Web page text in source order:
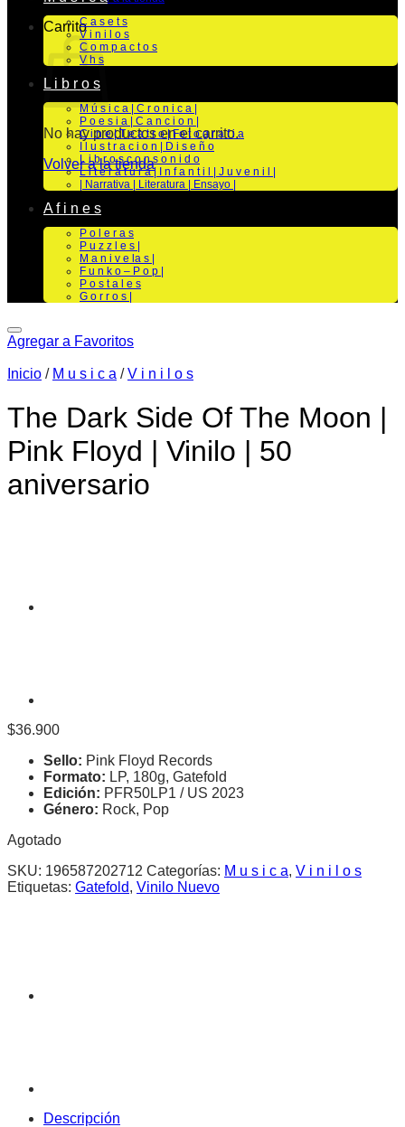
Carrito
No hay productos en el carrito.
Volver a la tienda
C a s e t s
V i n i l o s
C o m p a c t o s
V h s
L i b r o s
M ú s i c a | C r o n i c a |
P o e s i a | C a n c i o n |
C i n e | T e a t r o | Fo t o g r a f i a
I l u s t r a c i o n | D i s e ñ o
L i b r o s c o n s o n i d o
L i t e r a t u r a | I n f a n t i l | J u v e n i l |
| Narrativa | Literatura | Ensayo |
A f i n e s
P o l e r a s
P u z z l e s |
M a n i v e la s |
F u n k o – P o p |
P o s t a l e s
G o r r o s |
Agregar a Favoritos
Inicio / M u s i c a / V i n i l o s
The Dark Side Of The Moon |
Pink Floyd | Vinilo | 50
aniversario
$36.900
Sello: Pink Floyd Records
Formato: LP, 180g, Gatefold
Edición: PFR50LP1 / US 2023
Género: Rock, Pop
Agotado
SKU: 196587202712 Categorías: M u s i c a, V i n i l o s
Etiquetas: Gatefold, Vinilo Nuevo
Descripción